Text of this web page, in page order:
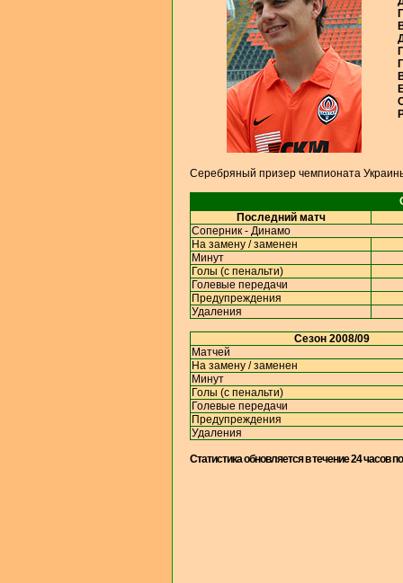
Серебряный призер чемпионата
Последний матч
Соперник - Динамо
На замену / заменен
Минут
Голы (с пенальти)
Голевые передачи
Предупреждения
Удаления
Сезон 2008/09
Матчей
На замену / заменен
Минут
Голы (с пенальти)
Голевые передачи
Предупреждения
Удаления
Cтатистика обновляется в течение 24 часов